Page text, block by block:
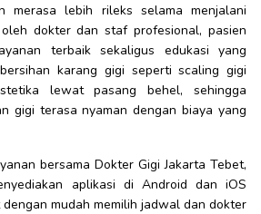
merasa lebih rileks selama menjalani
dokter dan staf profesional, pasien
terbaik sekaligus edukasi yang
karang gigi seperti scaling gigi
lewat pasang behel, sehingga
gigi terasa nyaman dengan biaya yang
bersama Dokter Gigi Jakarta Tebet,
aplikasi di Android dan iOS
mudah memilih jadwal dan dokter